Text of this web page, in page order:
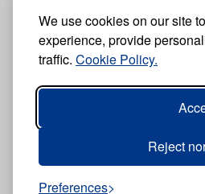
We use cookies on our site
experience, provide
traffic. Cookie Policy.
Reject
Preferences